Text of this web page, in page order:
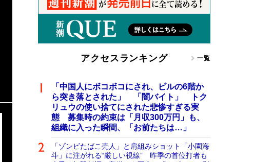
アクセスランキング 一覧
「中国人にボコボコにされ、ビルの6階か
ら突き落とされた」 「闇バイト」 トク
リュウの使い捨てにされた悲惨すぎる実
態 募集時の約束は「月収300万円」も、
組織に入った瞬間、「お前たちは…」
「ゾンビたばこ売人」と肩組みショット「小園海
斗」に注がれる“厳しい視線” 昨季の首位打者も